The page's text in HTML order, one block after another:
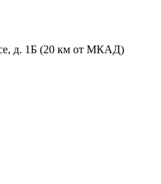
д. 1Б (20 км от МКАД)